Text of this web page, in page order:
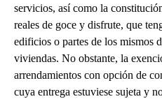
servicios, así como la
reales de goce y disfrute, que
edificios o partes de los mismos
viviendas. No obstante, la
arrendamientos con opción de
cuya entrega estuviese sujeta y